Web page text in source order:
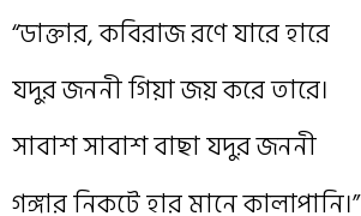
“ডাক্তার, কবিরাজ রণে যারে হারে
যদুর জননী গিয়া জয় করে তারে।
সাবাশ সাবাশ বাছা যদুর জননী
গঙ্গার নিকটে হার মানে কালাপানি।”